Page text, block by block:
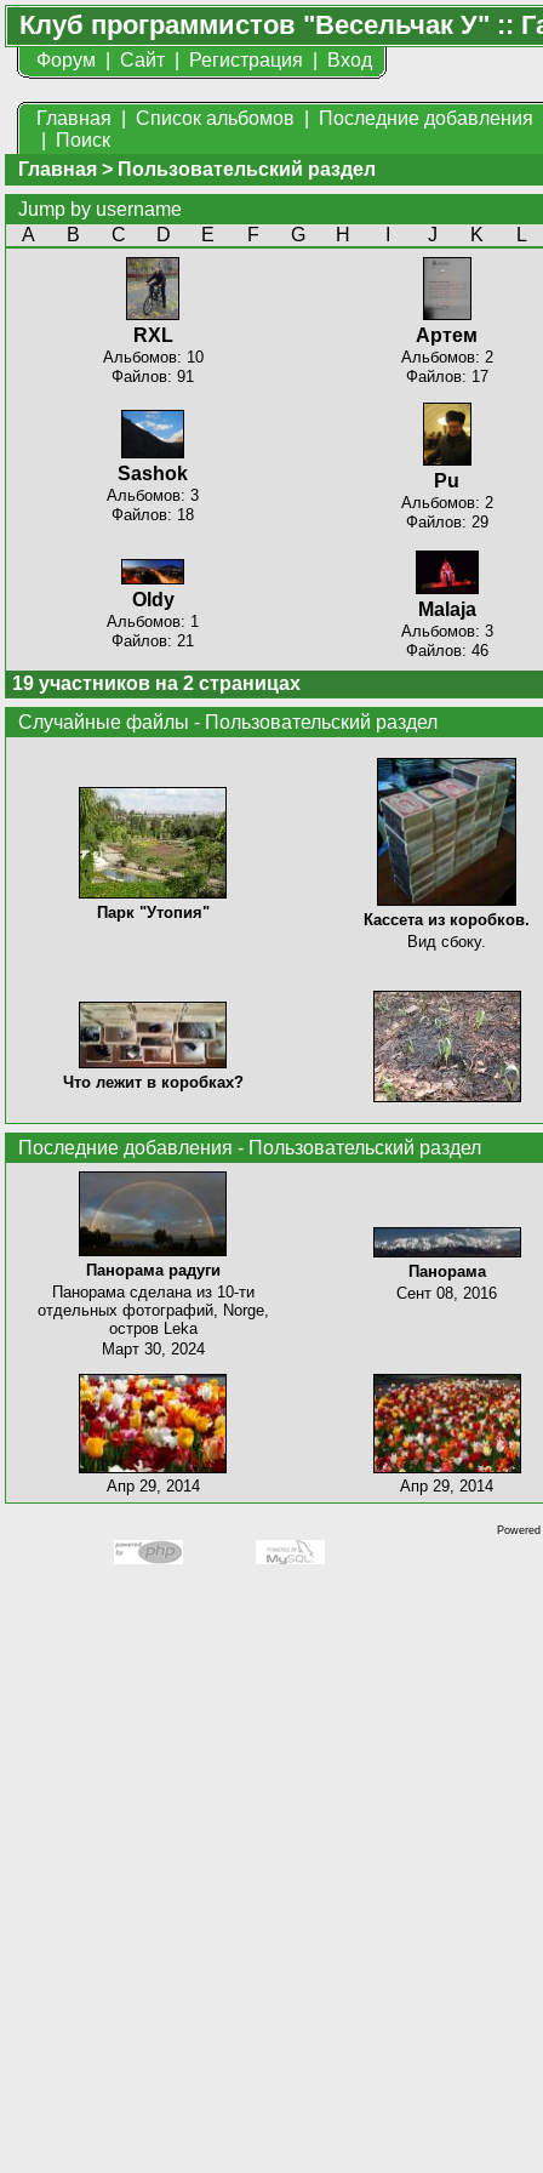
Клуб программистов "Весельчак У" ::
Форум Сайт Регистрация Вход
Главная Список альбомов Последние добавления
Поиск
Главная > Пользовательский раздел
Jump by username
A
B C D E F G H J K L
RXL
Альбомов: 10
Файлов: 91
Артем
Альбомов: 2
Файлов: 17
Sashok
Альбомов: 3
Файлов: 18
Pu
Альбомов: 2
Файлов: 29
Oldy
Альбомов: 1
Файлов: 21
Malaja
Альбомов: 3
Файлов: 46
19 участников на 2 страницах
Случайные файлы - Пользовательский раздел
Парк "Утопия"
Кассета из коробков.
Вид сбоку.
Что лежит в коробках?
Последние добавления - Пользовательский раздел
Панорама радуги
Панорама сделана из 10-ти
отдельных фотографий, Norge,
остров Leka
Март 30, 2024
Панорама
Сент 08, 2016
Апр 29, 2014 Апр 29, 2014